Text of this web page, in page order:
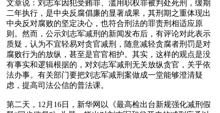
文章说：刘志军因犯受贿罪、滥用职权罪被判处死刑，缓期
二年执行，是中央反腐倡廉的显著成果，其刑期之重体现出
中央反对腐败的坚定决心，也符合刑法的罪责刑相适应原
则。然而，公示刘志军减刑的新闻发布后，有评论对此表示
质疑，认为不宜轻易对贪官减刑，随意减轻贪腐者刑罚是对
腐败行为的放纵，甚至是官官相护。其实，这样的观点是没
有事实和逻辑根据的，对刘志军减刑无关放纵贪官，关乎依
法办事。有关部门要把刘志军减刑案做成一堂能够澄清疑
虑，提高司法公信的普法课。
第二天，12月16日，新华网以《最高检出台新规强化减刑假